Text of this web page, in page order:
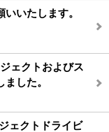
いたします。
ェクトおよびス
した。
ェクトドライビ